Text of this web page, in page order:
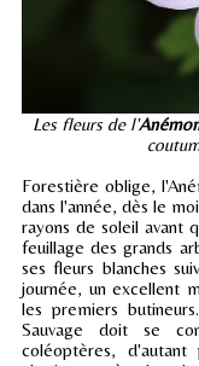
Les fleurs de l'
Forestière oblige,
dans l'année, dès le
rayons de soleil avant
feuillage des grands
ses fleurs blanches
journée, un excellent
les premiers
Sauvage doit se
coléoptères,